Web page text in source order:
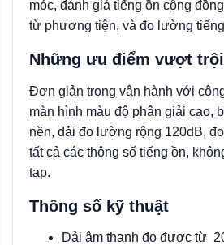
móc, đánh giá tiếng ồn cộng
từ phương tiện, và đo lường
Những ưu điểm vượt trội
Đơn giản trong vận hành với
màn hình màu độ phân giải cao,
nền, dải đo lường rộng 120dB,
tất cả các thông số tiếng ồn,
tạp.
Thông số kỹ thuật
Dải âm thanh đo được từ